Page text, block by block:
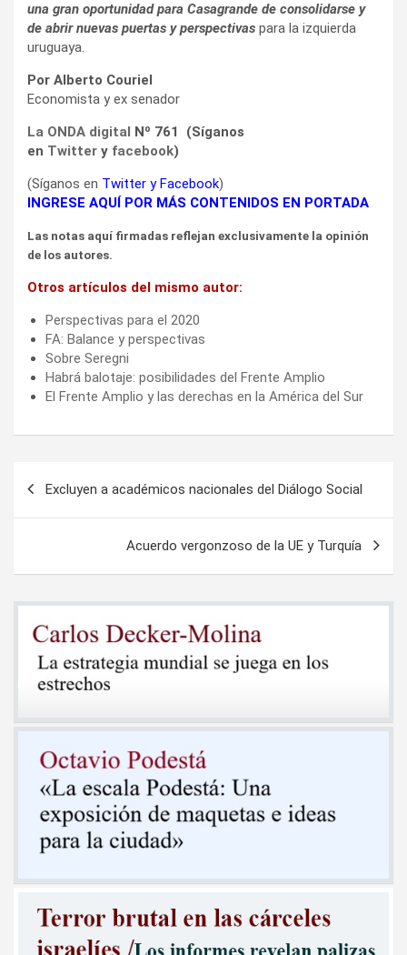
una gran oportunidad para Casagrande de consolidarse y
de abrir nuevas puertas y perspectivas para la izquierda
uruguaya.
Por Alberto Couriel
Economista y ex senador
La ONDA digital Nº 761 (Síganos
en Twitter y facebook)
(Síganos en Twitter yFacebook)
INGRESE AQUÍ POR MÁS CONTENIDOS EN PORTADA
Las notas aquí firmadas reflejan exclusivamente la opinión
de los autores.
Otros artículos del mismo autor:
Perspectivas para el 2020
FA: Balance y perspectivas
Sobre Seregni
Habrá balotaje: posibilidades del Frente Amplio
El Frente Amplio y las derechas en la América del Sur
Excluyen a académicos nacionales del Diálogo Social
Acuerdo vergonzoso de la UE y Turquía